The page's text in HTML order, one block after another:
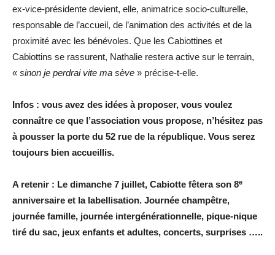
ex-vice-présidente devient, elle, animatrice socio-culturelle,
responsable de l’accueil, de l’animation des activités et de la
proximité avec les bénévoles. Que les Cabiottines et
Cabiottins se rassurent, Nathalie restera active sur le terrain,
« sinon je perdrai vite ma sève » précise-t-elle.
Infos : vous avez des idées à proposer, vous voulez
connaître ce que l’association vous propose, n’hésitez pas
à pousser la porte du 52 rue de la république. Vous serez
toujours bien accueillis.
A retenir : Le dimanche 7 juillet, Cabiotte fêtera son 8e
anniversaire et la labellisation. Journée champêtre,
journée famille, journée intergénérationnelle, pique-nique
tiré du sac, jeux enfants et adultes, concerts, surprises …..